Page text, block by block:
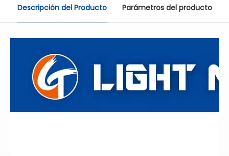
Descripción del Producto Parámetros del producto